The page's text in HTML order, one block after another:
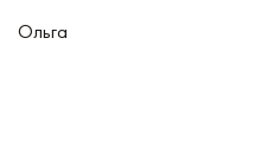
Ольга